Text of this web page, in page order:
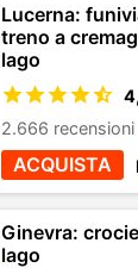
Lucerna:
treno a
lago
2.666 recensioni
ACQUISTA
Ginevra:
lago